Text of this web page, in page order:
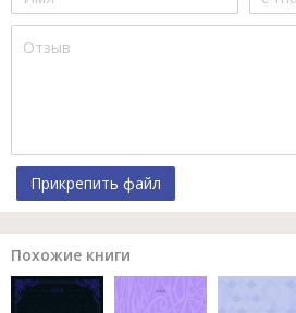
Прикрепить файл
Похожие книги